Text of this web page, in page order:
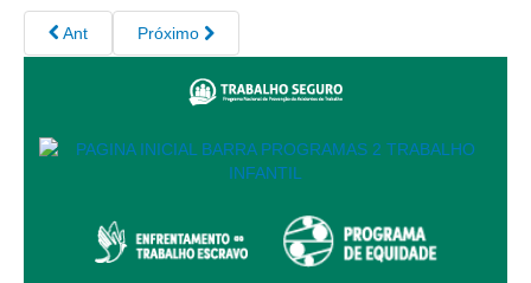
Comitês
Comitê Gestor Regional do PJe
Comitê Gestor Regional do e-Gestão e de Tabelas
Comitê do Datajud
Comissão de Ética
Ant Próximo